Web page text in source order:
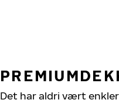
Det har aldri vært